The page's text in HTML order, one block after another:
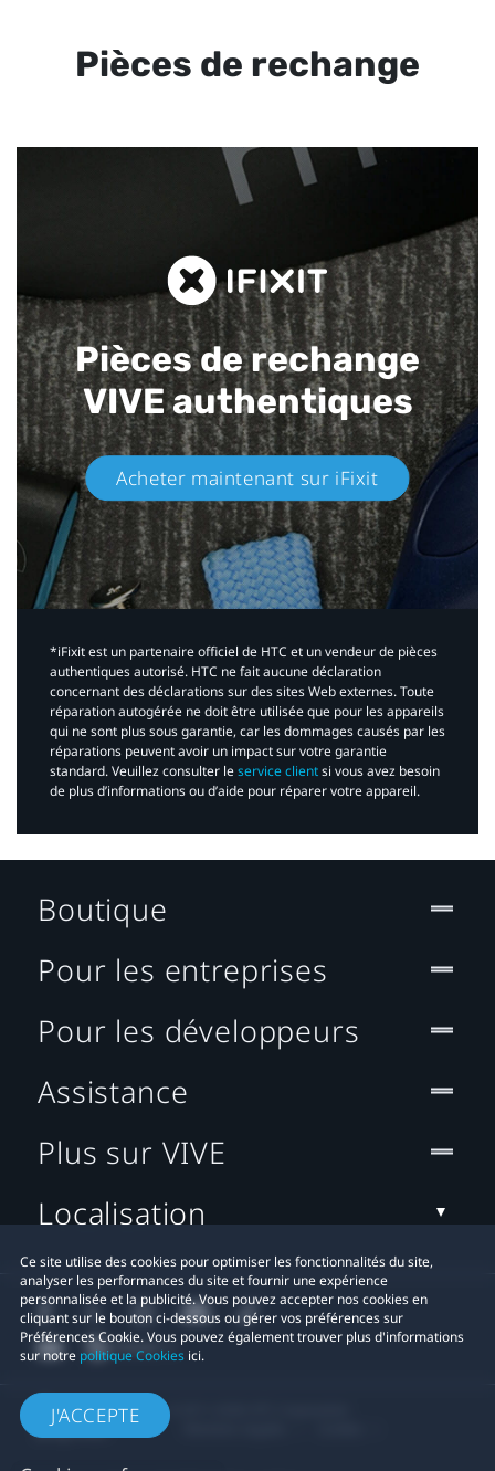
Pièces de rechange
Pièces de rechange
VIVE authentiques​
Acheter maintenant sur iFixit​
*iFixit est un partenaire officiel de HTC et un vendeur de pièces
authentiques autorisé. HTC ne fait aucune déclaration
concernant des déclarations sur des sites Web externes. Toute
réparation autogérée ne doit être utilisée que pour les appareils
qui ne sont plus sous garantie, car les dommages causés par les
réparations peuvent avoir un impact sur votre garantie
standard. Veuillez consulter leservice clientsi vous avez besoin
de plus d’informations ou d’aide pour réparer votre appareil.​
Ce site utilise des cookies pour optimiser les fonctionnalités du site,
analyser les performances du site et fournir une expérience
personnalisée et la publicité. Vous pouvez accepter nos cookies en
cliquant sur le bouton ci-dessous ou gérer vos préférences sur
Préférences Cookie. Vous pouvez également trouver plus d'informations
sur notre politique Cookies ici.
J'ACCEPTE
Boutique
Pour les entreprises
Pour les développeurs
Assistance
Plus sur VIVE
Localisation
© 2011-2026 HTC Corporation